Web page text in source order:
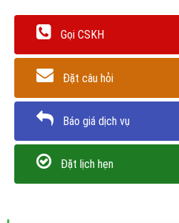
Gọi CSKH
Đặt câu hỏi
Báo giá dịch vụ
Đặt lịch hẹn